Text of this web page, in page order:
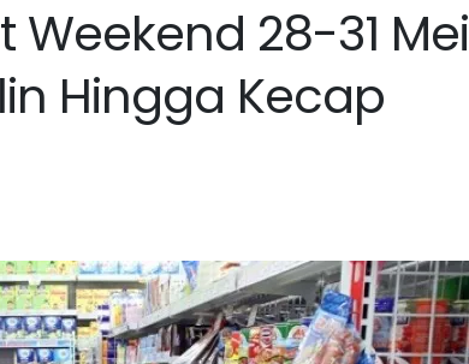
28-31 Mei
Hingga Kecap